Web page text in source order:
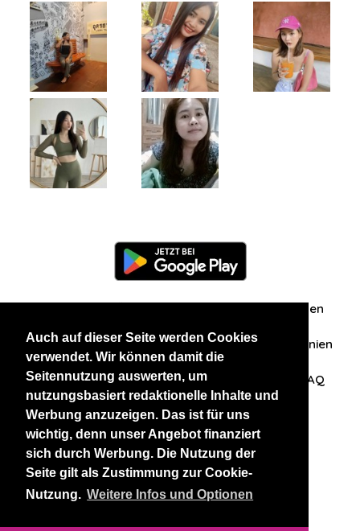
Auch auf dieser Seite werden Cookies
verwendet. Wir können damit die
Seitennutzung auswerten, um
nutzungsbasiert redaktionelle Inhalte und
Werbung anzuzeigen. Das ist für uns
wichtig, denn unser Angebot finanziert
sich durch Werbung. Die Nutzung der
Seite gilt als Zustimmung zur Cookie-
Nutzung. Weitere Infos und Optionen
Zuschriften/Erfahrungen
Datenschutzerklärung AGB Datenschutzrichtlinien
Nehmen Sie Kontakt mit uns auf FAQ
Unsere anderen Websites
BlackAndBeauties RussianKisses
Copyright 2026 thaidatevip